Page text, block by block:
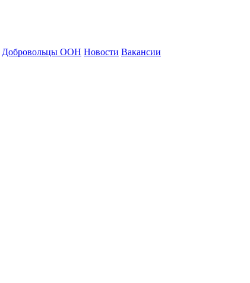
Добровольцы ООН Новости Вакансии